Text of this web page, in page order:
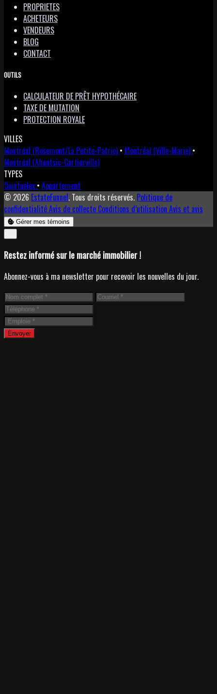
PROPRIETES
ACHETEURS
VENDEURS
BLOG
CONTACT
OUTILS
CALCULATEUR DE PRÊT HYPOTHÉCAIRE
TAXE DE MUTATION
PROTECTION ROYALE
VILLES
Montréal (Rosemont/La Petite-Patrie) • Montréal (Ville-Marie) •
Montréal (Ahuntsic-Cartierville)
TYPES
Quintuplex • Appartement
© 2026 EstateFunnel. Tous droits réservés. Politique de
confidentialitéAvis de collecte Conditions d’utilisation Avis et avis
Gérer mes témoins
Restez informé sur le marché immobilier !
Abonnez-vous à ma newsletter pour recevoir les nouvelles du jour.
Envoyer